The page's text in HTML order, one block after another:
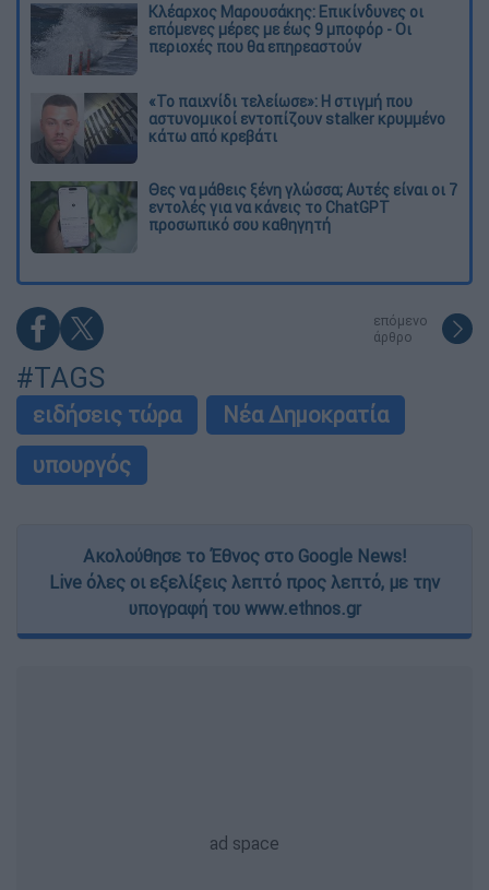
Κλέαρχος Μαρουσάκης: Επικίνδυνες οι
επόμενες μέρες με έως 9 μποφόρ - Οι
περιοχές που θα επηρεαστούν
«Το παιχνίδι τελείωσε»: Η στιγμή που
αστυνομικοί εντοπίζουν stalker κρυμμένο
κάτω από κρεβάτι
Θες να μάθεις ξένη γλώσσα; Αυτές είναι οι 7
εντολές για να κάνεις το ChatGPT
προσωπικό σου καθηγητή
επόμενο
άρθρο
#TAGS
ειδήσεις τώρα
Νέα Δημοκρατία
υπουργός
Ακολούθησε το Έθνος στο Google News!
Live όλες οι εξελίξεις λεπτό προς λεπτό, με την
υπογραφή του www.ethnos.gr